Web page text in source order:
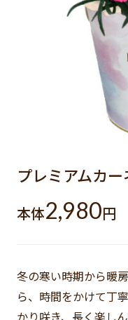
プレミアムカ
本体2,980円
冬の寒い時期から暖
ら、時間をかけて丁
かり咲き、長く楽し